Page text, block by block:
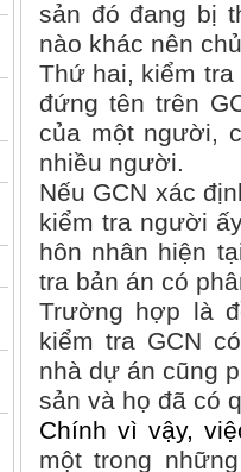
sản đó đang bị
nào khác nên
Thứ hai, kiểm
đứng tên trên
của một người,
nhiều người.
Nếu GCN xác
kiểm tra người
hôn nhân hiện
tra bản án có
Trường hợp là
kiểm tra GCN
nhà dự án cũng
sản và họ đã có
Chính vì vậy,
một trong